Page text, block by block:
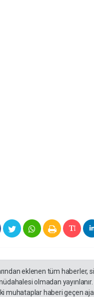
eklenen tüm haberler,
olmadan
muhataplar haberi geçen